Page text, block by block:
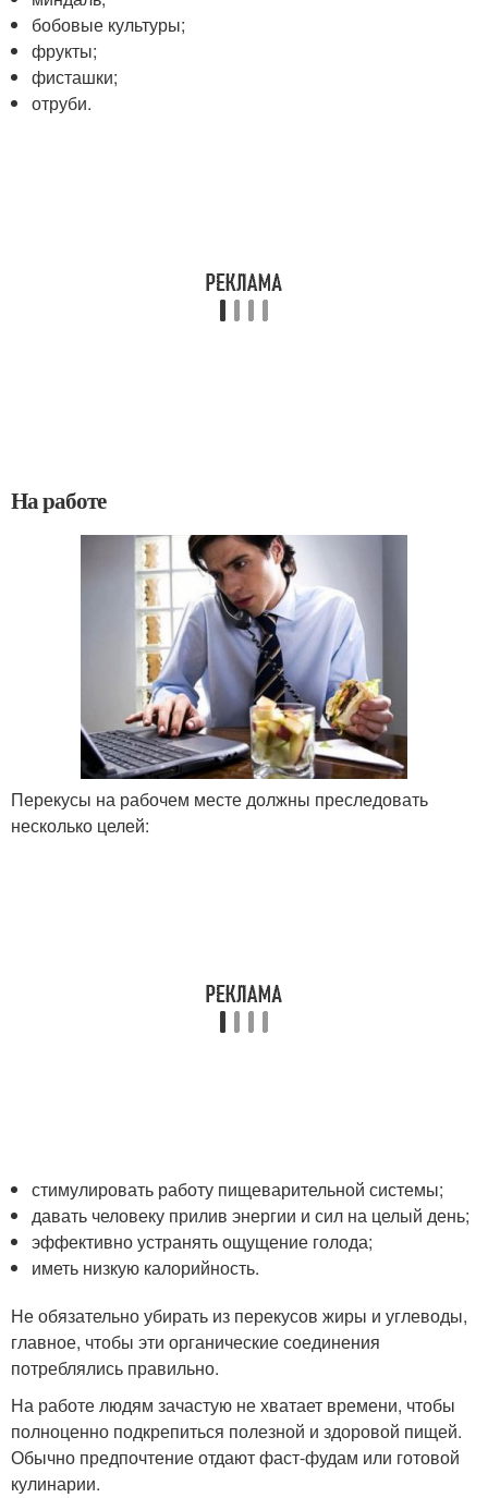
бобовые культуры;
фрукты;
фисташки;
отруби.
На работе
Перекусы на рабочем месте должны преследовать
несколько целей:
стимулировать работу пищеварительной системы;
давать человеку прилив энергии и сил на целый день;
эффективно устранять ощущение голода;
иметь низкую калорийность.
Не обязательно убирать из перекусов жиры и углеводы,
главное, чтобы эти органические соединения
потреблялись правильно.
На работе людям зачастую не хватает времени, чтобы
полноценно подкрепиться полезной и здоровой пищей.
Обычно предпочтение отдают фаст-фудам или готовой
кулинарии.